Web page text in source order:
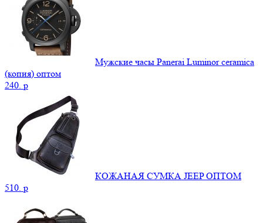
Мужские часы Panerai Luminor ceramica
(копия) оптом
240. p
КОЖАНАЯ СУМКА JEEP ОПТОМ
510. p